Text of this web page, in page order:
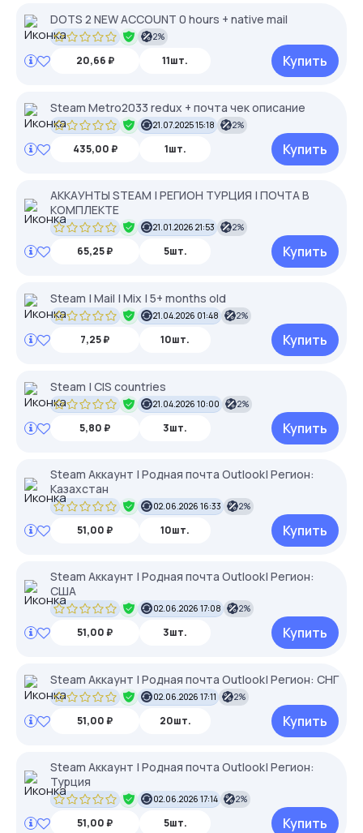
DOTS 2 NEW ACCOUNT 0 hours + native mail
2%
20,66 ₽ 11шт. Купить
Steam Metro2033 redux + почта чек описание
21.07.2025 15:18 2%
435,00 ₽ 1шт. Купить
АККАУНТЫ STEAM | РЕГИОН ТУРЦИЯ | ПОЧТА В
КОМПЛЕКТЕ
21.01.2026 21:53 2%
65,25 ₽ 5шт. Купить
Steam | Mail | Mix | 5+ months old
21.04.2026 01:48 2%
7,25 ₽ 10шт. Купить
Steam | CIS countries
21.04.2026 10:00 2%
5,80 ₽ 3шт. Купить
Steam Аккаунт | Родная почта Outlook| Регион:
Казахстан
02.06.2026 16:33 2%
51,00 ₽ 10шт. Купить
Steam Аккаунт | Родная почта Outlook| Регион:
США
02.06.2026 17:08 2%
51,00 ₽ 3шт. Купить
Steam Аккаунт | Родная почта Outlook| Регион: СНГ
02.06.2026 17:11 2%
51,00 ₽ 20шт. Купить
Steam Аккаунт | Родная почта Outlook| Регион:
Турция
02.06.2026 17:14 2%
51,00 ₽ 5шт. Купить